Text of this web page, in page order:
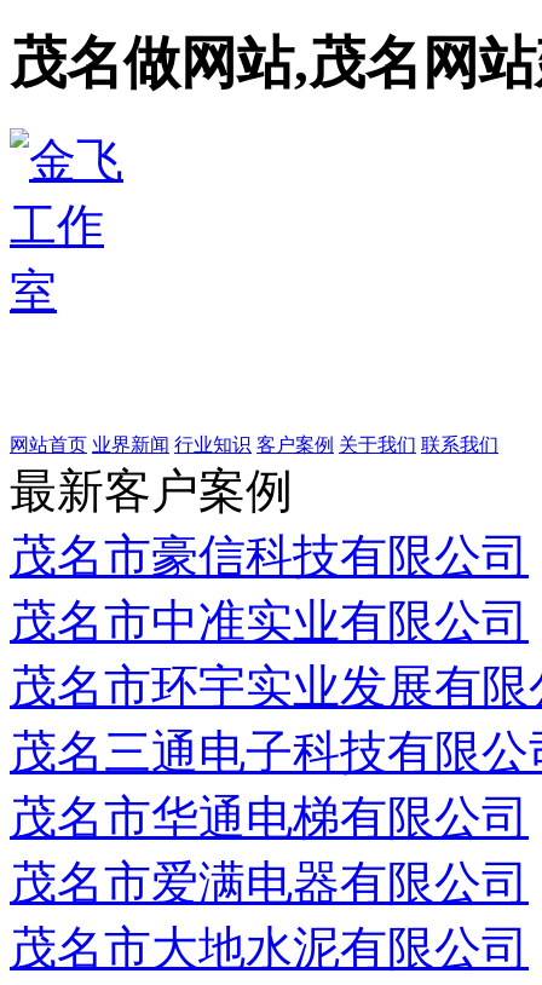
茂名做网站,茂名网
网站首页 业界新闻 行业知识 客户案例 关于我们 联系我们
最新客户案例
茂名市豪信科技有限公司
茂名市中准实业有限公司
茂名市环宇实业发展有限
茂名三通电子科技有限公
茂名市华通电梯有限公司
茂名市爱满电器有限公司
茂名市大地水泥有限公司